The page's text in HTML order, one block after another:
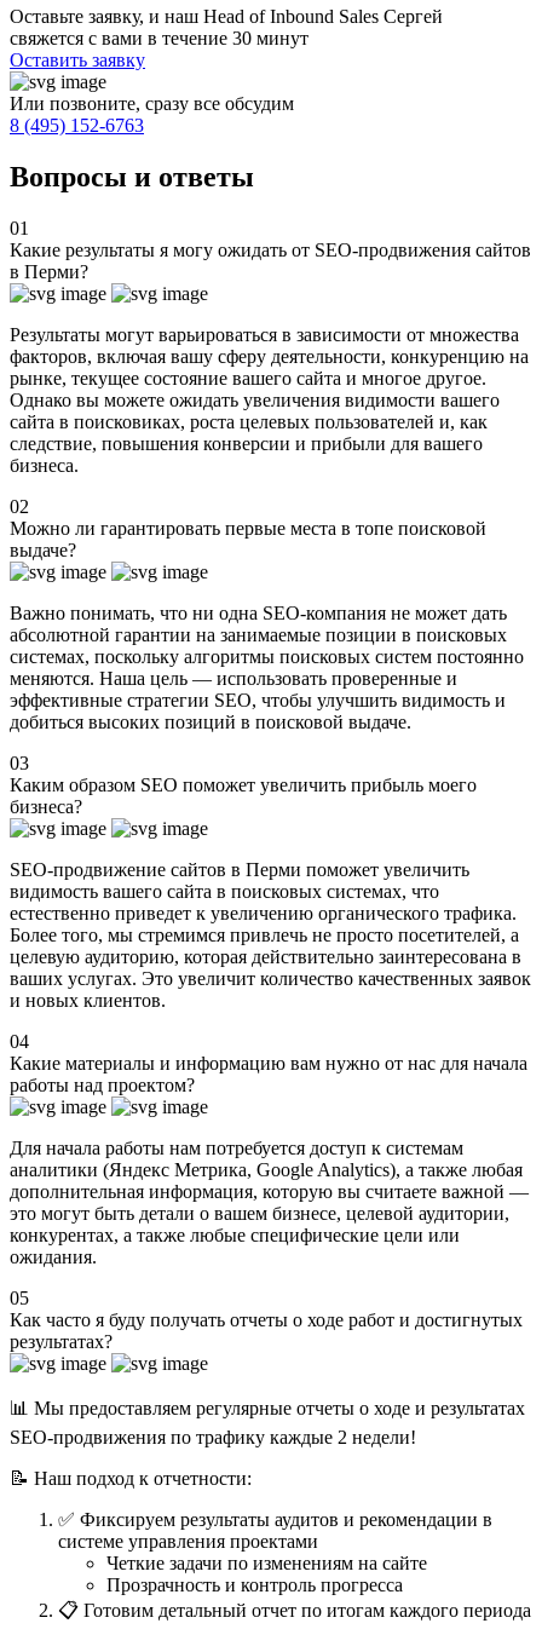
Оставьте заявку, и наш Head of Inbound Sales Сергей
свяжется с вами в течение 30 минут
Оставить заявку
Или позвоните, сразу все обсудим
8 (495) 152-6763
Вопросы и ответы
01
Какие результаты я могу ожидать от SEO-продвижения сайтов
в Перми?
Результаты могут варьироваться в зависимости от множества
факторов, включая вашу сферу деятельности, конкуренцию на
рынке, текущее состояние вашего сайта и многое другое.
Однако вы можете ожидать увеличения видимости вашего
сайта в поисковиках, роста целевых пользователей и, как
следствие, повышения конверсии и прибыли для вашего
бизнеса.
02
Можно ли гарантировать первые места в топе поисковой
выдаче?
Важно понимать, что ни одна SEO-компания не может дать
абсолютной гарантии на занимаемые позиции в поисковых
системах, поскольку алгоритмы поисковых систем постоянно
меняются. Наша цель — использовать проверенные и
эффективные стратегии SEO, чтобы улучшить видимость и
добиться высоких позиций в поисковой выдаче.
03
Каким образом SEO поможет увеличить прибыль моего
бизнеса?
SEO-продвижение сайтов в Перми поможет увеличить
видимость вашего сайта в поисковых системах, что
естественно приведет к увеличению органического трафика.
Более того, мы стремимся привлечь не просто посетителей, а
целевую аудиторию, которая действительно заинтересована в
ваших услугах. Это увеличит количество качественных заявок
и новых клиентов.
04
Какие материалы и информацию вам нужно от нас для начала
работы над проектом?
Для начала работы нам потребуется доступ к системам
аналитики (Яндекс Метрика, Google Analytics), а также любая
дополнительная информация, которую вы считаете важной —
это могут быть детали о вашем бизнесе, целевой аудитории,
конкурентах, а также любые специфические цели или
ожидания.
05
Как часто я буду получать отчеты о ходе работ и достигнутых
результатах?
📊 Мы предоставляем регулярные отчеты о ходе и результатах
SEO-продвижения по трафику каждые 2 недели!
📝 Наш подход к отчетности:
✅ Фиксируем результаты аудитов и рекомендации в
системе управления проектами
Четкие задачи по изменениям на сайте
Прозрачность и контроль прогресса
📋 Готовим детальный отчет по итогам каждого периода